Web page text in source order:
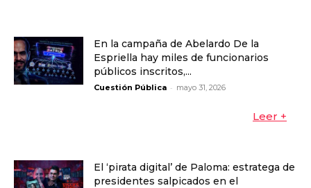
En la campaña de Abelardo De la
Espriella hay miles de funcionarios
públicos inscritos,...
Cuestión Pública - mayo 31, 2026
Leer +
El ‘pirata digital’ de Paloma: estratega de
presidentes salpicados en el